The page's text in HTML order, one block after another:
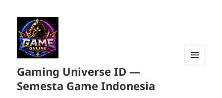
Gaming Universe ID —
Semesta Game Indonesia